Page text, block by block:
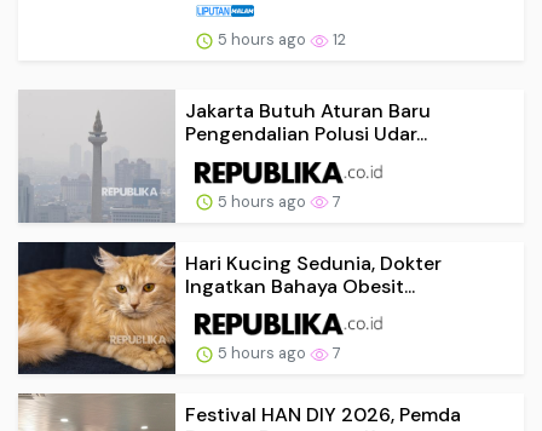
5 hours ago 12
Jakarta Butuh Aturan Baru
Pengendalian Polusi Udar...
5 hours ago 7
Hari Kucing Sedunia, Dokter
Ingatkan Bahaya Obesit...
5 hours ago 7
Festival HAN DIY 2026, Pemda